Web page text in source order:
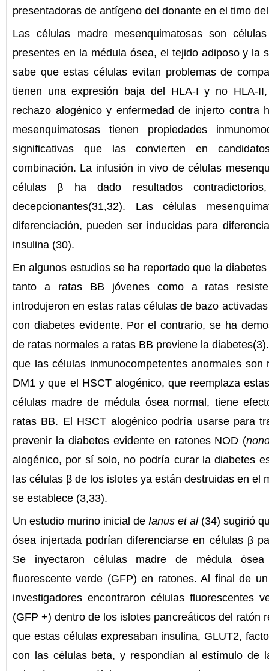
presentadoras de antígeno del donante en el timo
Las células madre mesenquimatosas son
presentes en la médula ósea, el tejido adiposo y la
sabe que estas células evitan problemas de
tienen una expresión baja del HLA-I y no HLA-
rechazo alogénico y enfermedad de injerto contra
mesenquimatosas tienen propiedades
significativas que las convierten en
combinación. La infusión in vivo de células
células β ha dado resultados
decepcionantes(31,32). Las células
diferenciación, pueden ser inducidas para
insulina (30).
En algunos estudios se ha reportado que la
tanto a ratas BB jóvenes como a ratas
introdujeron en estas ratas células de bazo
con diabetes evidente. Por el contrario, se ha
de ratas normales a ratas BB previene la
que las células inmunocompetentes anormales
DM1 y que el HSCT alogénico, que reemplaza
células madre de médula ósea normal, tiene
ratas BB. El HSCT alogénico podría usarse para
prevenir la diabetes evidente en ratones NOD (
alogénico, por sí solo, no podría curar la diabetes
las células β de los islotes ya están destruidas en el
se establece (3,33).
Un estudio murino inicial de Ianus et al(34) sugirió
ósea injertada podrían diferenciarse en células β
Se inyectaron células madre de médula
fluorescente verde (GFP) en ratones. Al final de
investigadores encontraron células fluorescentes
(GFP +) dentro de los islotes pancreáticos del ratón
que estas células expresaban insulina, GLUT2,
con las células beta, y respondían al estímulo de